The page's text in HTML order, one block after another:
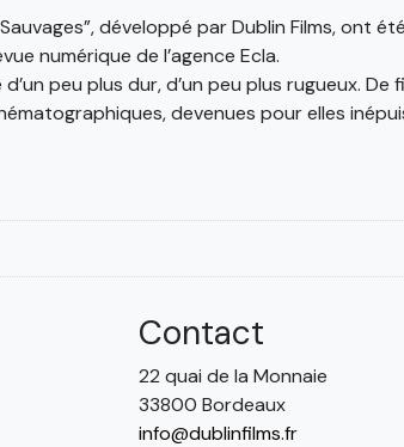
développé par Dublin Films, ont
numérique de l’agence Ecla.
peu plus dur, d’un peu plus rugueux.
devenues pour elles
Contact
22 quai de la Monnaie
33800 Bordeaux
info@dublinfilms.fr